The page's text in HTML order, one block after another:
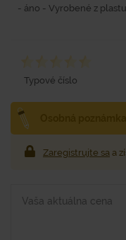
- áno - Vyrobené z
Typové číslo
Zaregistrujte sa a
Vaša aktuálna cena